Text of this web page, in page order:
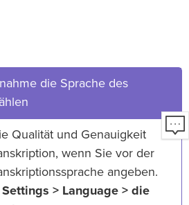
die Sprache des
Qualität und Genauigkeit
wenn Sie vor der
angeben.
Settings > Language > die